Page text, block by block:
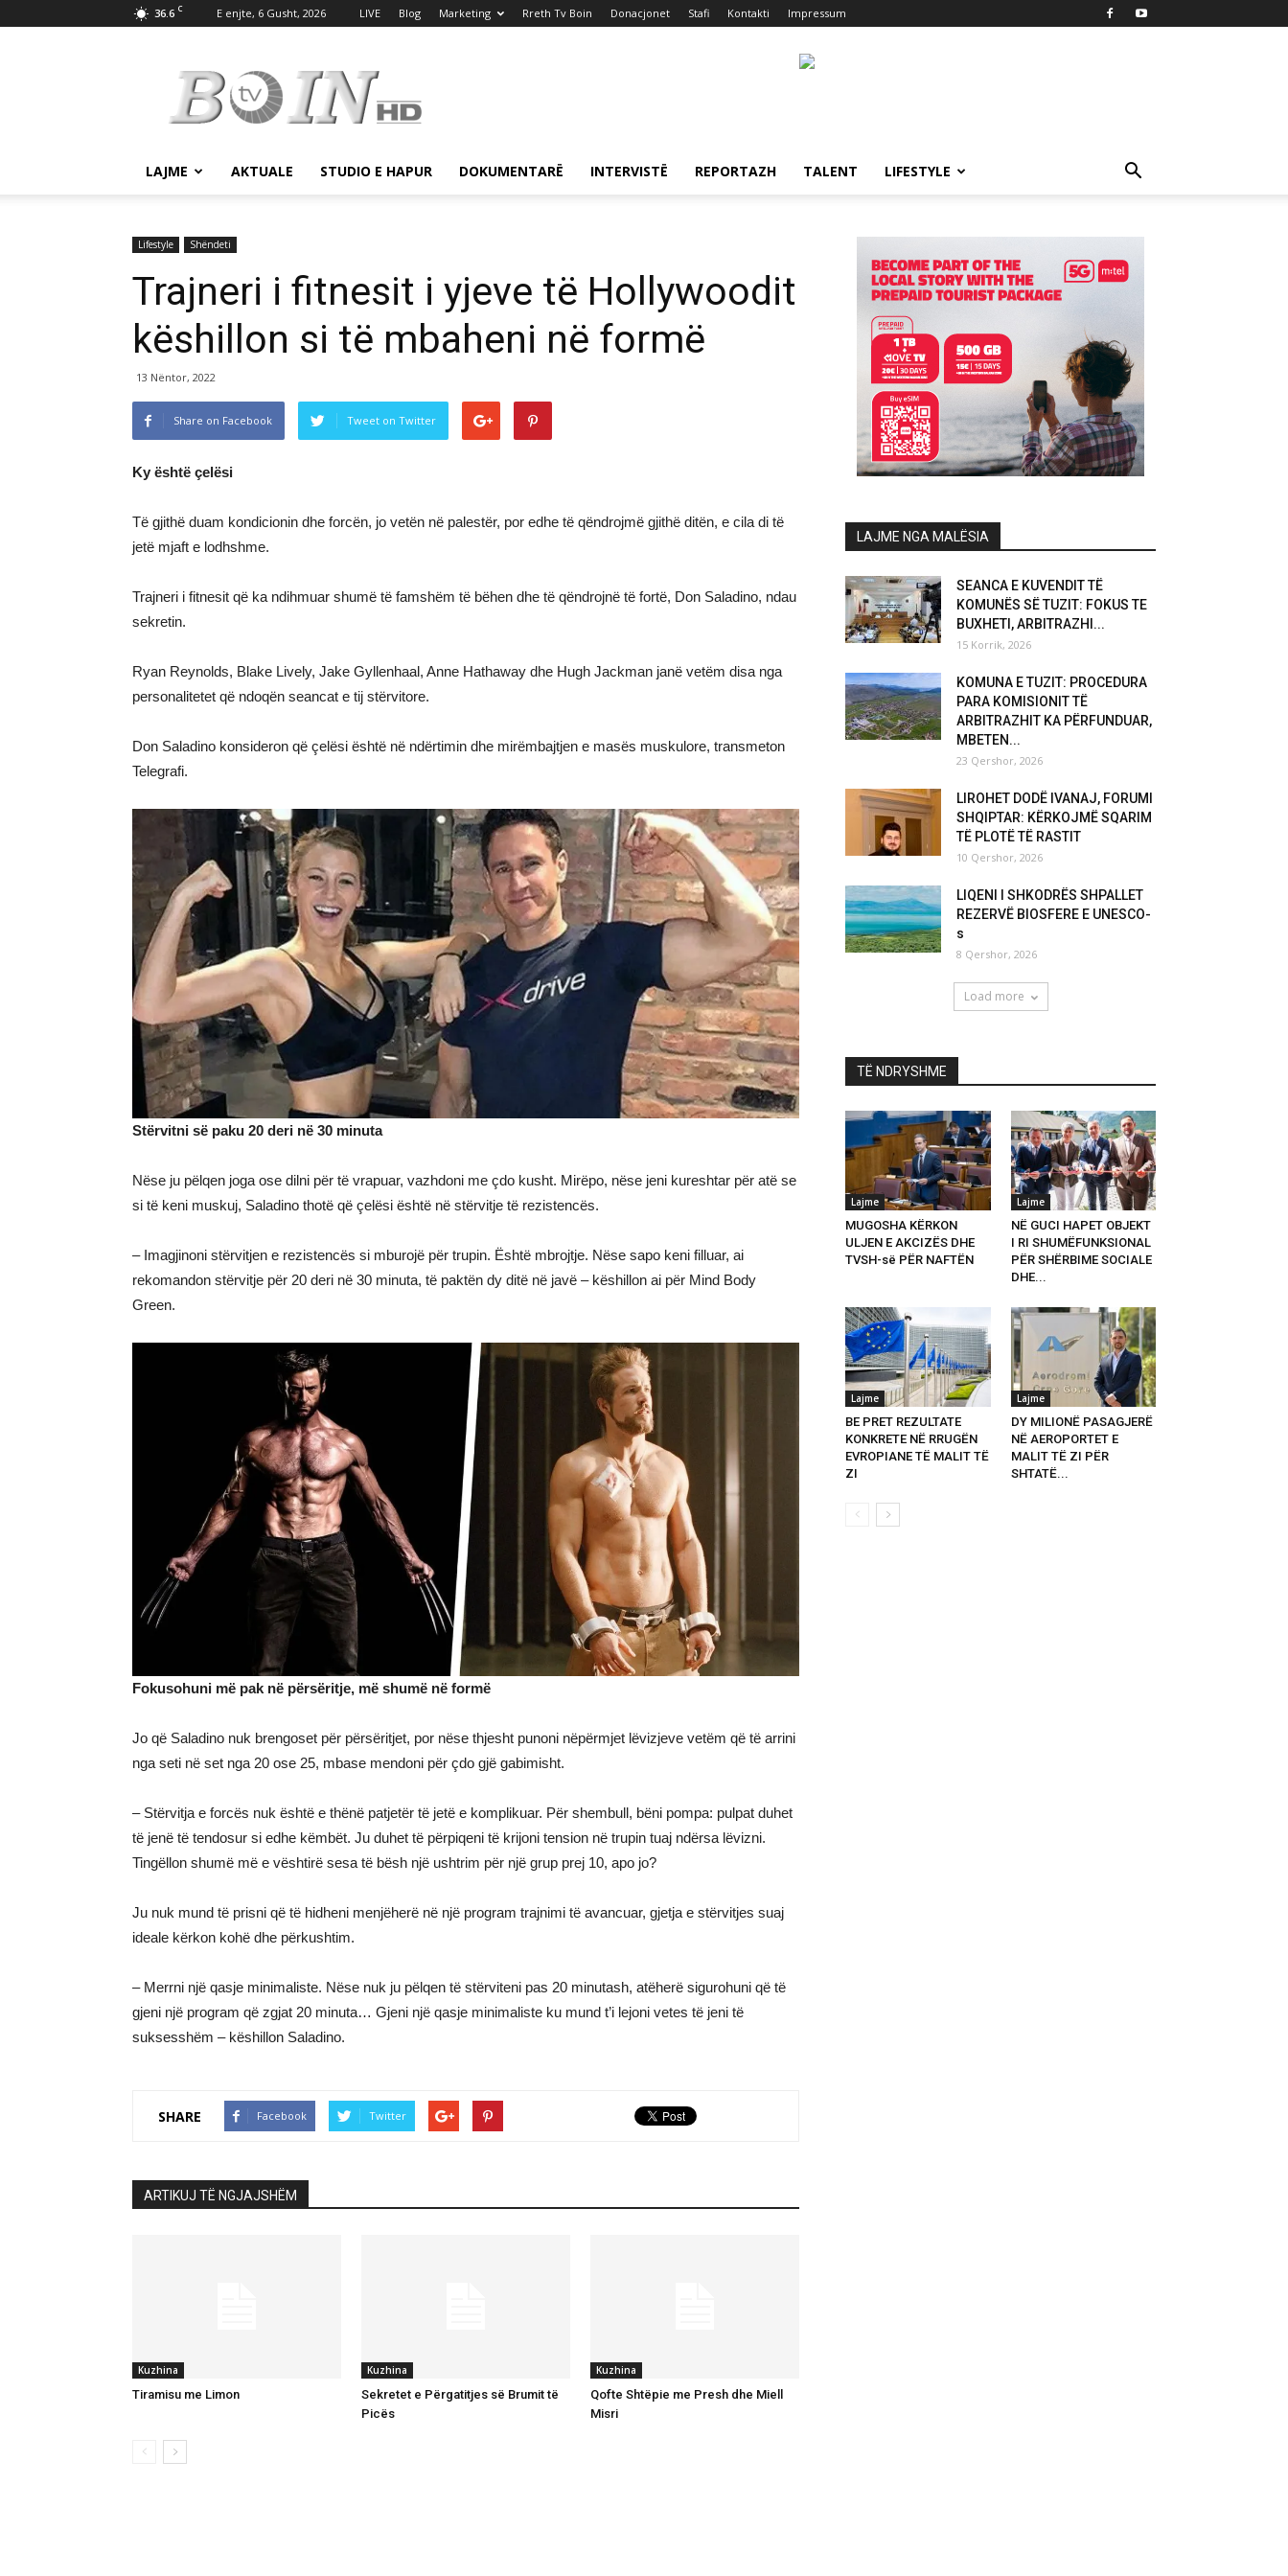
36.6 C E enjte, 6 Gusht, 2026 LIVE Blog Marketing Rreth Tv Boin Donacjonet Stafi Kontakti Impressum
Boin
LAJME AKTUALE STUDIO E HAPUR DOKUMENTARË INTERVISTË REPORTAZH TALENT LIFESTYLE
Lifestyle Shëndeti
Trajneri i fitnesit i yjeve të Hollywoodit
këshillon si të mbaheni në formë
13 Nëntor, 2022
Share on Facebook Tweet on Twitter
Ky është çelësi
Të gjithë duam kondicionin dhe forcën, jo vetën në palestër, por edhe të qëndrojmë gjithë ditën, e cila di të
jetë mjaft e lodhshme.
Trajneri i fitnesit që ka ndihmuar shumë të famshëm të bëhen dhe të qëndrojnë të fortë, Don Saladino, ndau
sekretin.
Ryan Reynolds, Blake Lively, Jake Gyllenhaal, Anne Hathaway dhe Hugh Jackman janë vetëm disa nga
personalitetet që ndoqën seancat e tij stërvitore.
Don Saladino konsideron që çelësi është në ndërtimin dhe mirëmbajtjen e masës muskulore, transmeton
Telegrafi.
Stërvitni së paku 20 deri në 30 minuta
Nëse ju pëlqen joga ose dilni për të vrapuar, vazhdoni me çdo kusht. Mirëpo, nëse jeni kureshtar për atë se
si të keni muskuj, Saladino thotë që çelësi është në stërvitje të rezistencës.
– Imagjinoni stërvitjen e rezistencës si mburojë për trupin. Është mbrojtje. Nëse sapo keni filluar, ai
rekomandon stërvitje për 20 deri në 30 minuta, të paktën dy ditë në javë – këshillon ai për Mind Body
Green.
Fokusohuni më pak në përsëritje, më shumë në formë
Jo që Saladino nuk brengoset për përsëritjet, por nëse thjesht punoni nëpërmjet lëvizjeve vetëm që të arrini
nga seti në set nga 20 ose 25, mbase mendoni për çdo gjë gabimisht.
– Stërvitja e forcës nuk është e thënë patjetër të jetë e komplikuar. Për shembull, bëni pompa: pulpat duhet
të jenë të tendosur si edhe këmbët. Ju duhet të përpiqeni të krijoni tension në trupin tuaj ndërsa lëvizni.
Tingëllon shumë më e vështirë sesa të bësh një ushtrim për një grup prej 10, apo jo?
Ju nuk mund të prisni që të hidheni menjëherë në një program trajnimi të avancuar, gjetja e stërvitjes suaj
ideale kërkon kohë dhe përkushtim.
– Merrni një qasje minimaliste. Nëse nuk ju pëlqen të stërviteni pas 20 minutash, atëherë sigurohuni që të
gjeni një program që zgjat 20 minuta… Gjeni një qasje minimaliste ku mund t’i lejoni vetes të jeni të
suksesshëm – këshillon Saladino.
SHARE Facebook Twitter
ARTIKUJ TË NGJAJSHËM
Kuzhina
Tiramisu me Limon
Kuzhina
Sekretet e Përgatitjes së Brumit të
Picës
Kuzhina
Qofte Shtëpie me Presh dhe Miell
Misri
LAJME NGA MALËSIA
SEANCA E KUVENDIT TË
KOMUNËS SË TUZIT: FOKUS TE
BUXHETI, ARBITRAZHI...
15 Korrik, 2026
KOMUNA E TUZIT: PROCEDURA
PARA KOMISIONIT TË
ARBITRAZHIT KA PËRFUNDUAR,
MBETEN...
23 Qershor, 2026
LIROHET DODË IVANAJ, FORUMI
SHQIPTAR: KËRKOJMË SQARIM
TË PLOTË TË RASTIT
10 Qershor, 2026
LIQENI I SHKODRËS SHPALLET
REZERVË BIOSFERE E UNESCO-
s
8 Qershor, 2026
Load more
TË NDRYSHME
Lajme
MUGOSHA KËRKON
ULJEN E AKCIZËS DHE
TVSH-së PËR NAFTËN
Lajme
NË GUCI HAPET OBJEKT
I RI SHUMËFUNKSIONAL
PËR SHËRBIME SOCIALE
DHE...
Lajme
BE PRET REZULTATE
KONKRETE NË RRUGËN
EVROPIANE TË MALIT TË
ZI
Lajme
DY MILIONË PASAGJERË
NË AEROPORTET E
MALIT TË ZI PËR
SHTATË...